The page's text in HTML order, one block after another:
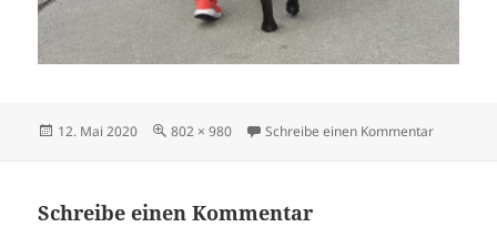
Veröffentlicht
12. Mai 2020 Originalgröße
802 × 980 Schreibe einen Kommentarzu
Schreibe einen Kommentar